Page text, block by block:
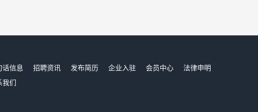
话信息 招聘资讯 发布简历 企业入驻 会员中心
法律申明
们